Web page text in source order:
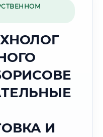
☀️ +23°C ,Ясно И